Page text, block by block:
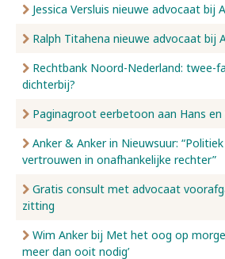
Jessica Versluis nieuwe advocaat bij
Ralph Titahena nieuwe advocaat bij
Rechtbank Noord-Nederland: twee-
dichterbij?
Paginagroot eerbetoon aan Hans en
Anker & Anker in Nieuwsuur:
vertrouwen in onafhankelijke rechter”
Gratis consult met advocaat
zitting
Wim Anker bij Met het oog op
meer dan ooit nodig’